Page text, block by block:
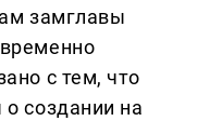
замглавы
с тем, что
создании на